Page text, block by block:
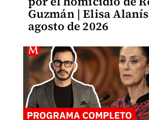
Guzmán | Elisa
agosto de 2026